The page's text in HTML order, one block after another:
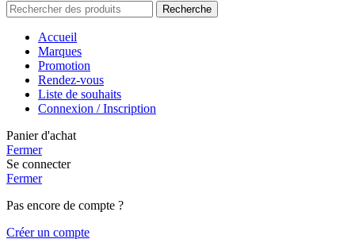
Recherche
Accueil
Marques
Promotion
Rendez-vous
Liste de souhaits
Connexion / Inscription
Panier d'achat
Fermer
Se connecter
Fermer
Pas encore de compte ?
Créer un compte